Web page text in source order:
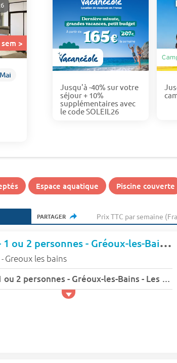
>
Mai
Jusqu'à -40% sur votre
séjour + 10%
supplémentaires avec
le code SOLEIL26
Espace aquatique Piscine couverte
PARTAGER Prix TTC par semaine
Studio - 1 ou 2 personnes - Gréoux-les-Bains - Les jardins de cybele
- Greoux les bains
Studio - 1 ou 2 personnes - Gréoux-les-Bains - Les jardins de cybele